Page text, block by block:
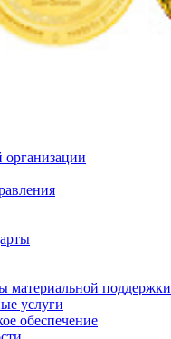
организации
материальной поддержки
услуги
обеспечение